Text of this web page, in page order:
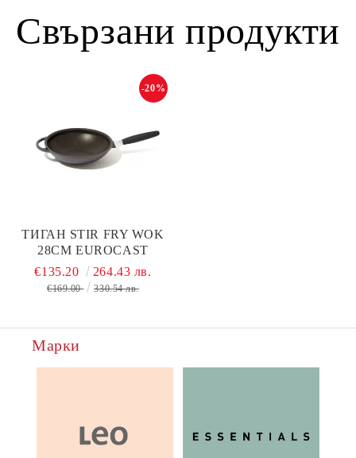
Свързани продукти
TИГАН STIR FRY WOK
28СМ EUROCAST
-20%
€135.20 264.43 лв.
€169.00 330.54 лв.
Марки